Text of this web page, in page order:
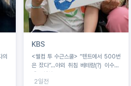
의
KBS
<웰컴 투 수근스쿨> “텐트에서 500번
은 잤다”...야외 취침 베테랑(?) 이수근,
2일전